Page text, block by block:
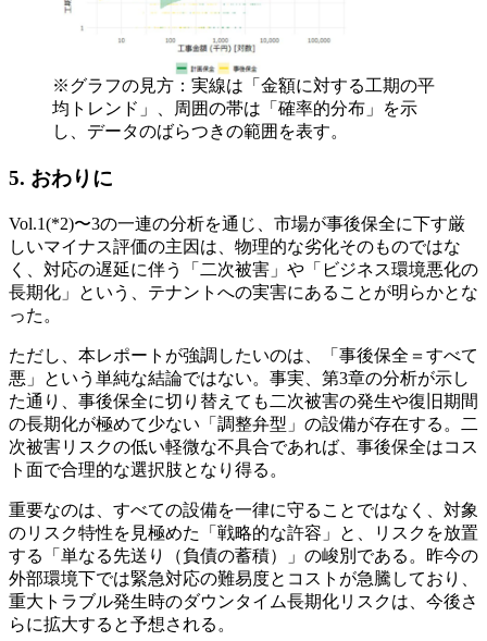
※グラフの見方：実線は「金額に対する工期の平
均トレンド」、周囲の帯は「確率的分布」を示
し、データのばらつきの範囲を表す。
5. おわりに
Vol.1(*2)〜3の一連の分析を通じ、市場が事後保全に下す厳
しいマイナス評価の主因は、物理的な劣化そのものではな
く、対応の遅延に伴う「二次被害」や「ビジネス環境悪化の
長期化」という、テナントへの実害にあることが明らかとな
った。
ただし、本レポートが強調したいのは、「事後保全＝すべて
悪」という単純な結論ではない。事実、第3章の分析が示し
た通り、事後保全に切り替えても二次被害の発生や復旧期間
の長期化が極めて少ない「調整弁型」の設備が存在する。二
次被害リスクの低い軽微な不具合であれば、事後保全はコス
ト面で合理的な選択肢となり得る。
重要なのは、すべての設備を一律に守ることではなく、対象
のリスク特性を見極めた「戦略的な許容」と、リスクを放置
する「単なる先送り（負債の蓄積）」の峻別である。昨今の
外部環境下では緊急対応の難易度とコストが急騰しており、
重大トラブル発生時のダウンタイム長期化リスクは、今後さ
らに拡大すると予想される。